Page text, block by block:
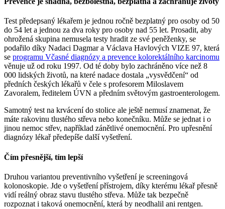
Test předepsaný lékařem je jednou ročně bezplatný pro osoby od 50
do 54 let a jednou za dva roky pro osoby nad 55 let. Prosadit, aby
ohrožená skupina nemusela testy hradit ze své peněženky, se
podařilo díky Nadaci Dagmar a Václava Havlových VIZE 97, která
se programu Včasné diagnózy a prevence kolorektálního karcinomu
věnuje už od roku 1997. Od té doby bylo zachráněno více než 8
000 lidských životů, na které nadace dostala „vysvědčení“ od
předních českých lékařů v čele s profesorem Miloslavem
Zavoralem, ředitelem ÚVN a předním světovým gastroenterologem.
Samotný test na krvácení do stolice ale ještě nemusí znamenat, že
máte rakovinu tlustého střeva nebo konečníku. Může se jednat i o
jinou nemoc střev, například zánětlivé onemocnění. Pro upřesnění
diagnózy lékař předepíše další vyšetření.
Čím přesnější, tím lepší
Druhou variantou preventivního vyšetření je screeningová
kolonoskopie. Jde o vyšetření přístrojem, díky kterému lékař přesně
vidí reálný obraz stavu tlustého střeva. Může tak bezpečně
rozpoznat i taková onemocnění, která by neodhalil ani rentgen.